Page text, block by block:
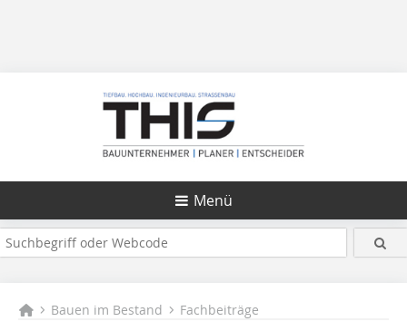
Menü
Bauen im Bestand Fachbeiträge